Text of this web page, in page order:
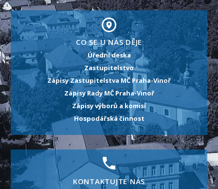
CO SE U NÁS DĚJE
Úřední deska
Zastupitelstvo
Zápisy Zastupitelstva MČ Praha-Vinoř
Zápisy Rady MČ Praha-Vinoř
Zápisy výborů a komisí
Hospodářská činnost
KONTAKTUJTE NÁS